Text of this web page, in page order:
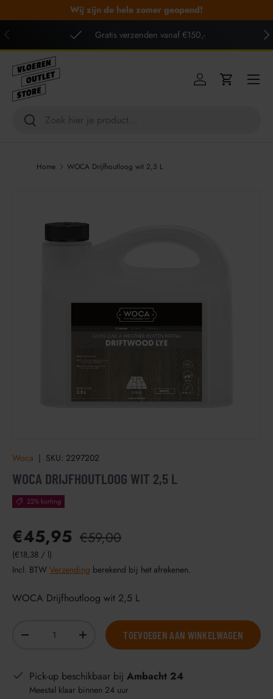
GA NAAR INHOUD
Wij zijn de hele zomer geopend!
VORIGE
Gratis verzenden vanaf €150,-
Zoeken
Zoeken
Inloggen
Menu
Home WOCA Drijfhoutloog wit 2,5 L
Woca | SKU: 2297202
WOCA DRIJFHOUTLOOG WIT 2,5 L
22% korting
€45,95 €59,00
Eenheid prijs
€18,38 / l
Incl. BTW Verzending berekend bij het afrekenen.
WOCA Drijfhoutloog wit 2,5 L
-
+ TOEVOEGEN AAN WINKELWAGEN
Pick-up beschikbaar bij Ambacht 24
Meestal klaar binnen 24 uur